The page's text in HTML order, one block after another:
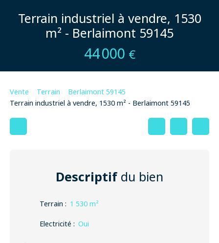
Terrain industriel à vendre, 1530
m² - Berlaimont 59145
44 000 €
Vente Terrain
Berlaimont 59145
Terrain industriel à vendre, 1530 m² - Berlaimont 59145
Descriptifdu bien
Terrain : 1 530 m²
Electricité : Oui